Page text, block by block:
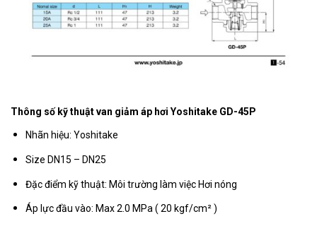
Thông số kỹ thuật van giảm áp hơi Yoshitake GD-45P
Nhãn hiệu: Yoshitake
Size DN15 – DN25
Đặc điểm kỹ thuật: Môi trường làm việc Hơi nóng
Áp lực đầu vào: Max 2.0 MPa ( 20 kgf/cm² )